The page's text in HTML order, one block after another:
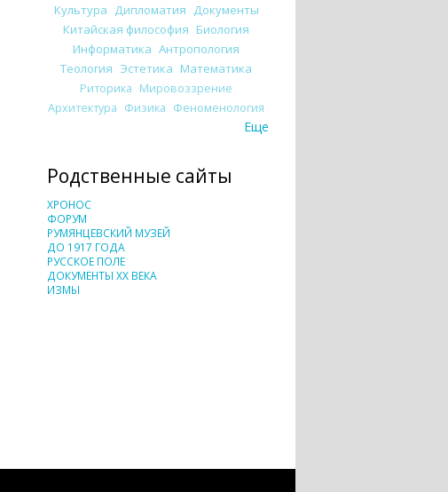
Культура Дипломатия Документы
Китайская философия Биология
Информатика Антропология
Теология Эстетика Математика
Риторика Мировоззрение
Архитектура Физика Феноменология
Еще
Родственные сайты
ХРОНОС
ФОРУМ
РУМЯНЦЕВСКИЙ МУЗЕЙ
ДО 1917 ГОДА
РУССКОЕ ПОЛЕ
ДОКУМЕНТЫ XX ВЕКА
ИЗМЫ